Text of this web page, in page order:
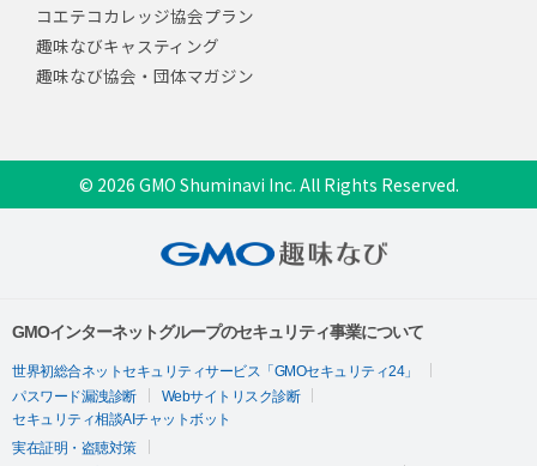
コエテコカレッジ協会プラン
趣味なびキャスティング
趣味なび協会・団体マガジン
© 2026 GMO Shuminavi Inc. All Rights Reserved.